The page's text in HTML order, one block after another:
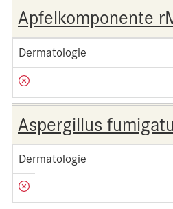
Apfelkomponente
Dermatologie
Aspergillus
Dermatologie